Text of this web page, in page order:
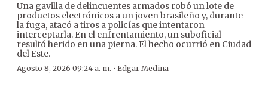
Una gavilla de delincuentes armados robó un lote de
productos electrónicos a un joven brasileño y, durante
la fuga, atacó a tiros a policías que intentaron
interceptarla. En el enfrentamiento, un suboficial
resultó herido en una pierna. El hecho ocurrió en Ciudad
del Este.
Agosto 8, 2026 09:24 a. m. · Edgar Medina